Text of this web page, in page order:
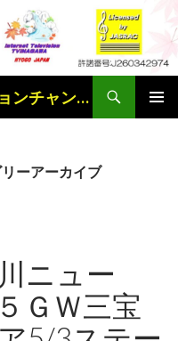
テレビ猪名川コミュニケーションチャンネル
ーアーカイブ
ニュー
ＧＷ三宝